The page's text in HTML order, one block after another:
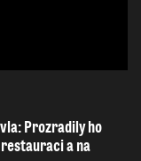
Prozradily ho
a na